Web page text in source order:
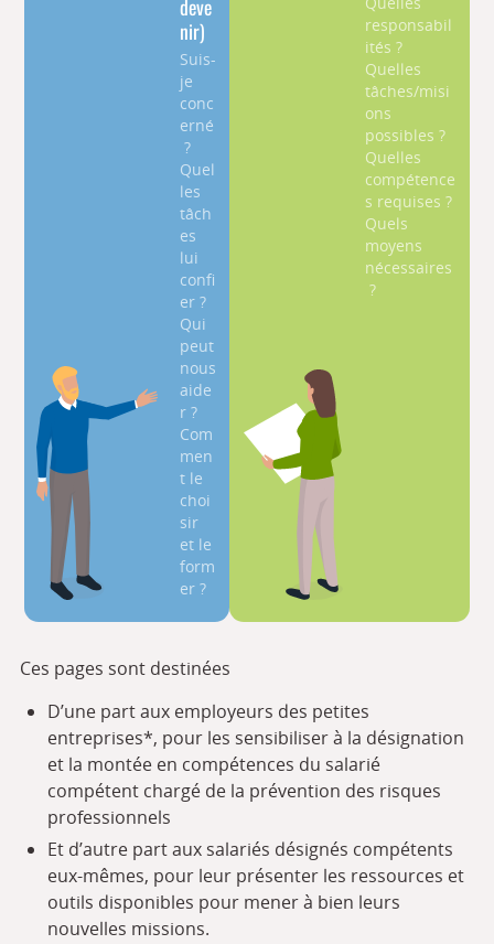
deve
nir)
Suis-
je
conc
erné
?
Quel
les
tâch
es
lui
confi
er ?
Qui
peut
nous
aide
r ?
Com
men
t le
choi
sir
et le
form
er ?
responsabil
ités ?
Quelles
tâches/misi
ons
possibles ?
Quelles
compétence
s requises ?
Quels
moyens
nécessaires
?
Ces pages sont destinées
D’une part aux employeurs des petites
entreprises*, pour les sensibiliser à la désignation
et la montée en compétences du salarié
compétent chargé de la prévention des risques
professionnels
Et d’autre part aux salariés désignés compétents
eux-mêmes, pour leur présenter les ressources et
outils disponibles pour mener à bien leurs
nouvelles missions.